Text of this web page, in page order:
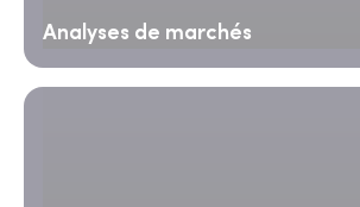
Analyses de marchés